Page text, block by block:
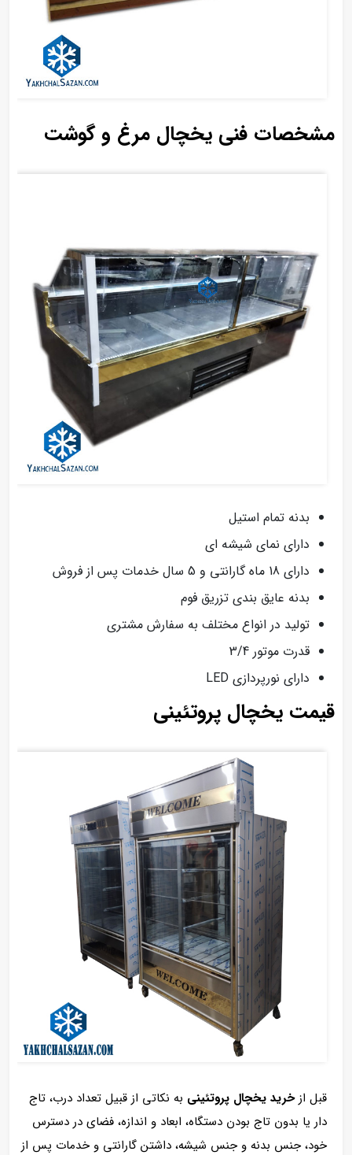
مشخصات فنی یخچال مرغ و گوشت
بدنه تمام استیل
دارای نمای شیشه ای
دارای 18 ماه گارانتی و 5 سال خدمات پس از فروش
بدنه عایق بندی تزریق فوم
تولید در انواع مختلف به سفارش مشتری
قدرت موتور 3/4
دارای نورپردازی LED
قیمت یخچال پروتئینی
قبل ازخرید یخچال پروتئینی به نکاتی از قبیل تعداد درب، تاج
دار یا بدون تاج بودن دستگاه، ابعاد و اندازه، فضای در دسترس
خود، جنس بدنه و جنس شیشه، داشتن گارانتی و خدمات پس از